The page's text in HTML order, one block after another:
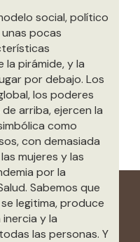
social, político
pocas
la pirámide, y la
por debajo. Los
los poderes
arriba, ejercen la
como
con demasiada
mujeres y las
por la
Sabemos que
legitima, produce
y la
las personas. Y